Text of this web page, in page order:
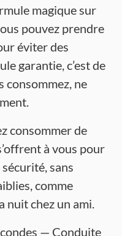
magique sur
pouvez prendre
éviter des
garantie, c’est de
consommez, ne
consommer de
à vous pour
sans
comme
nuit chez un ami.
— Conduite